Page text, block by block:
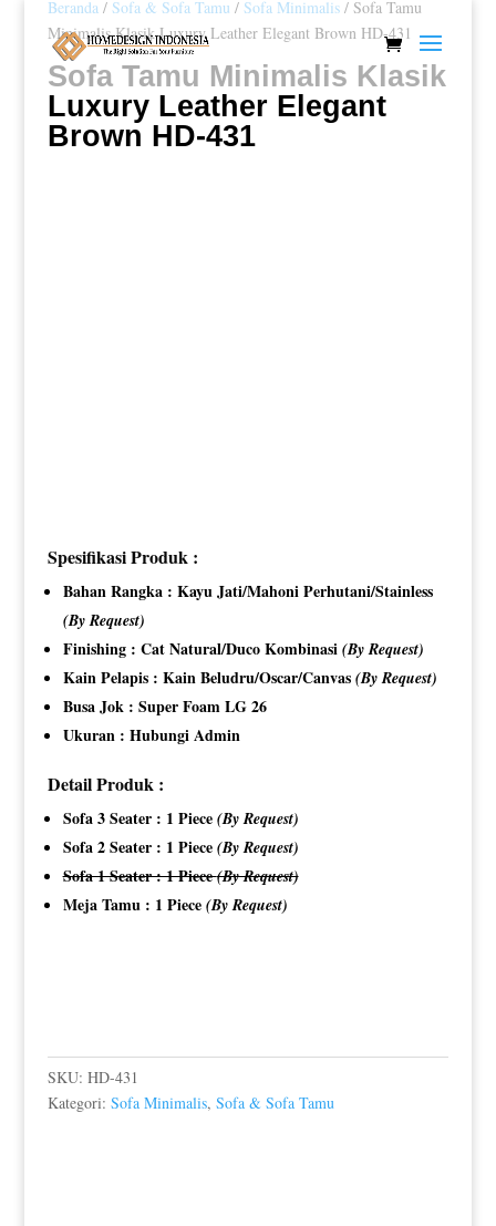
Beranda/ Sofa & Sofa Tamu / Sofa Minimalis/ Sofa Tamu
Minimalis Klasik Luxury Leather Elegant Brown HD-431
Sofa Tamu Minimalis Klasik
Luxury Leather Elegant
Brown HD-431
Spesifikasi Produk :
Bahan Rangka : Kayu Jati/Mahoni Perhutani/Stainless
(By Request)
Finishing : Cat Natural/Duco Kombinasi (By Request)
Kain Pelapis : Kain Beludru/Oscar/Canvas (By Request)
Busa Jok : Super Foam LG 26
Ukuran : Hubungi Admin
Detail Produk :
Sofa 3 Seater : 1 Piece (By Request)
Sofa 2 Seater : 1 Piece (By Request)
Sofa 1 Seater : 1 Piece(By Request)
Meja Tamu : 1 Piece (By Request)
SKU: HD-431
Kategori: Sofa Minimalis, Sofa & Sofa Tamu